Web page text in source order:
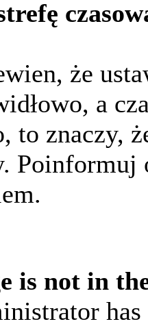
że
a
to znaczy,
is not in